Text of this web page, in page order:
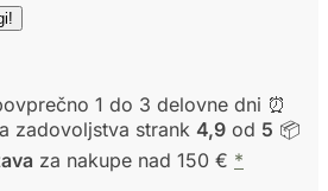
1 do 3 delovne dni ⏰
zadovoljstva strank 4,9 od 5 📦
za nakupe nad 150 € *